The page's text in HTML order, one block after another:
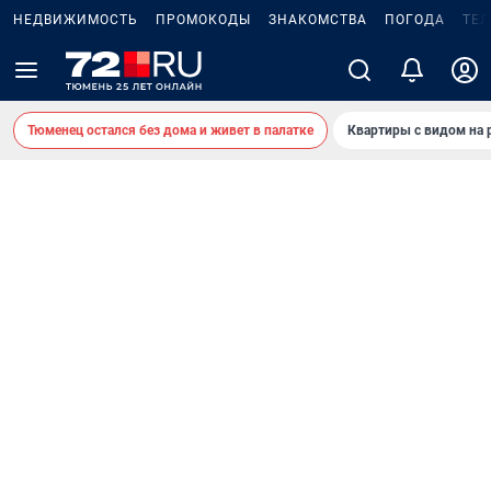
НЕДВИЖИМОСТЬ ПРОМОКОДЫ ЗНАКОМСТВА ПОГОДА
Тюменец остался без дома и живет в палатке Квартиры с видом на